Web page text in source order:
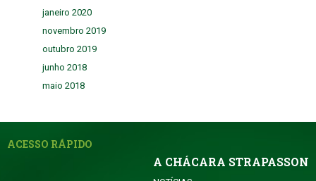
janeiro 2020
novembro 2019
outubro 2019
junho 2018
maio 2018
ACESSO RÁPIDO
A CHÁCARA STRAPASSON